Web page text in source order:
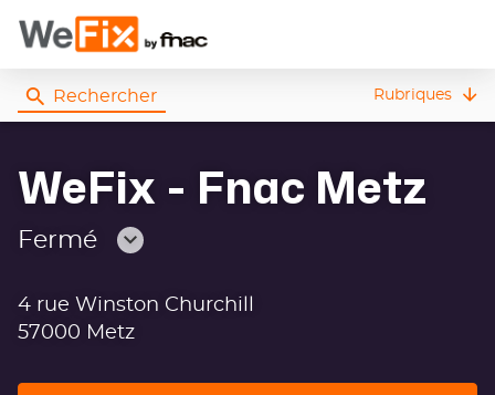
Rechercher Rubriques
WeFix - Fnac Metz
Fermé
Consulter
horaires
4 rue Winston Churchill
57000 Metz